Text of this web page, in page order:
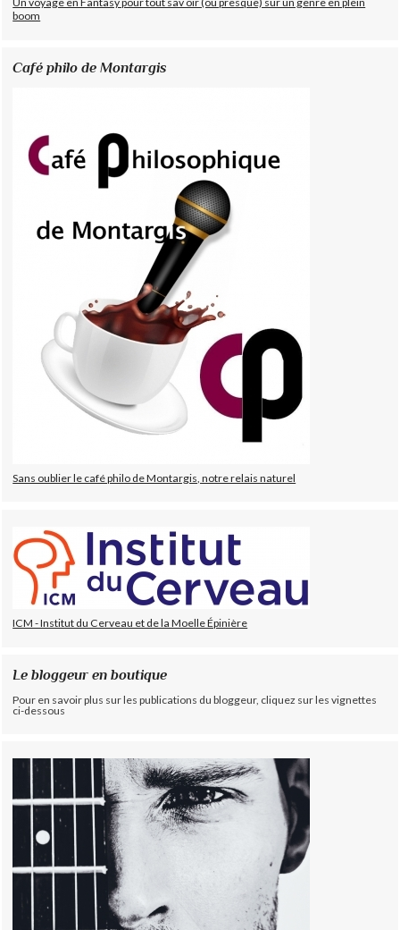
boom
Café philo de Montargis
Sans oublier le café philo de Montargis, notre relais naturel
ICM - Institut du Cerveau et de la Moelle Épinière
Le bloggeur en boutique
Pour en savoir plus sur les publications du bloggeur, cliquez sur les vignettes
ci-dessous